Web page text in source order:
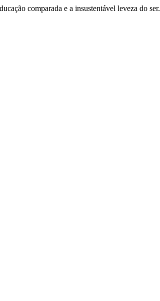
comparada e a insustentável leveza do ser.